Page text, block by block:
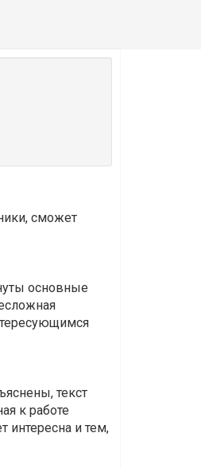
сможет
основные
текст
к работе
интересна и тем,